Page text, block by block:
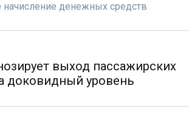
начисление денежных средств
выход пассажирских
доковидный уровень